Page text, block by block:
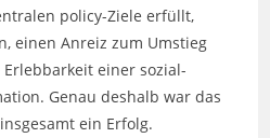
policy-Ziele erfüllt,
einen Anreiz zum Umstieg
einer sozial-
Genau deshalb war das
ein Erfolg.